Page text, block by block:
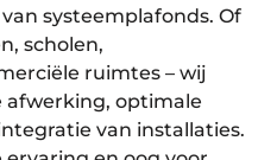
systeemplafonds. Of
scholen,
ruimtes – wij
afwerking, optimale
van installaties.